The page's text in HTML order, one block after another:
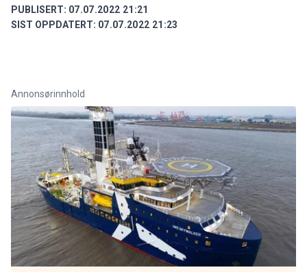
PUBLISERT: 07.07.2022 21:21
SIST OPPDATERT: 07.07.2022 21:23
Annonsørinnhold